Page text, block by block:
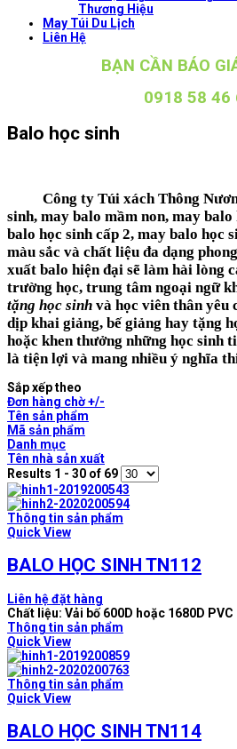
Thương Hiệu
May Túi Du Lịch
Liên Hệ
BẠN CẦN BÁO
0918 58 46
Balo học sinh
Công ty Túi xách Thông
sinh, may balo mầm non, may balo
balo học sinh cấp 2, may balo học
màu sắc và chất liệu đa dạng
xuất balo hiện đại sẽ làm hài lòng
trường học, trung tâm ngoại ngữ
tặng học sinh và học viên thân yêu
dịp khai giảng, bế giảng hay tặng
hoặc khen thưởng những học sinh
là tiện lợi và mang nhiều ý nghĩa
Sắp xếp theo
Đơn hàng chờ +/-
Tên sản phẩm
Mã sản phẩm
Danh mục
Tên nhà sản xuất
Results 1 - 30 of 69
Thông tin sản phẩm
Quick View
BALO HỌC SINH TN112
Liên hệ đặt hàng
Chất liệu: Vải bố 600D hoặc 1680D
Thông tin sản phẩm
Quick View
Thông tin sản phẩm
Quick View
BALO HỌC SINH TN114